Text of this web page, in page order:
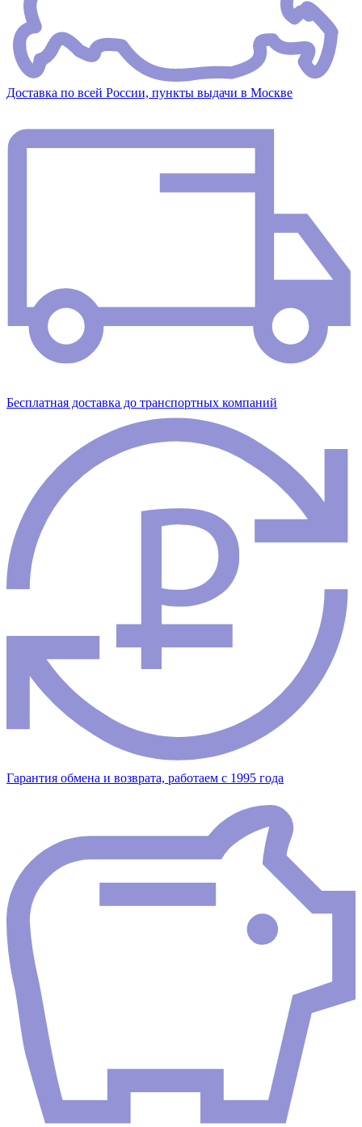
Доставка по всей России, пункты выдачи в Москве
Бесплатная доставка до транспортных компаний
Гарантия обмена и возврата, работаем с 1995 года